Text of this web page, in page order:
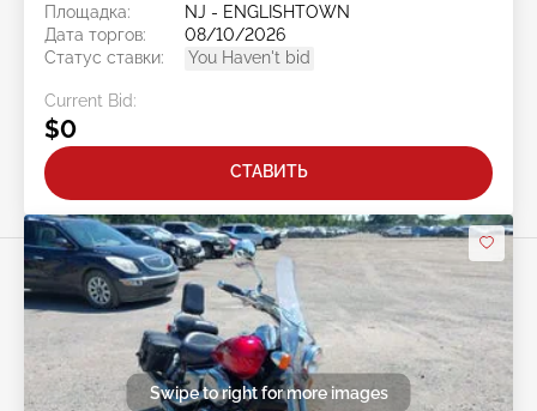
Площадка:
NJ - ENGLISHTOWN
Дата торгов:
08/10/2026
Статус ставки:
You Haven't bid
Current Bid:
$0
СТАВИТЬ
Swipe to right for more images